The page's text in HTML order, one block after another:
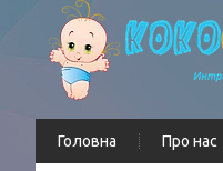
Головна Про нас